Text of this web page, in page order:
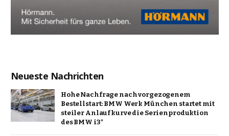
Neueste Nachrichten
Hohe Nachfrage nach vorgezogenem
Bestellstart: BMW Werk München startet mit
steiler Anlaufkurve die Serienproduktion
des BMW i3*